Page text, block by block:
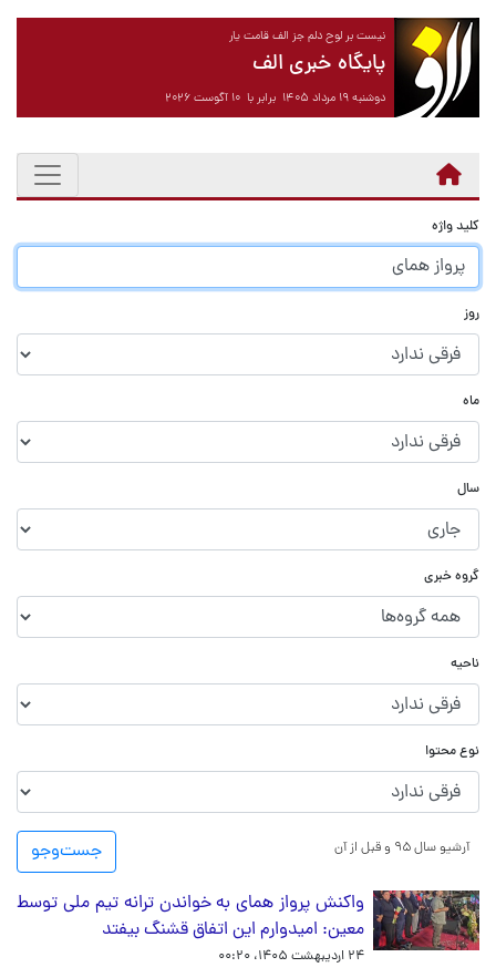
نیست بر لوح دلم جز الف قامت یار
پایگاه خبری الف
دوشنبه ۱۹ مرداد ۱۴۰۵ برابر با ۱۰ آگوست ۲۰۲۶
کلید واژه
روز
ماه
سال
گروه خبری
ناحیه
نوع محتوا
جست‌و‌جو آرشیو سال ۹۵ و قبل از آن
واکنش پرواز همای به خواندن ترانه تیم ملی توسط
معین: امیدوارم این اتفاق قشنگ بیفتد
۲۴ اردیبهشت ۱۴۰۵، ۰۰:۲۰